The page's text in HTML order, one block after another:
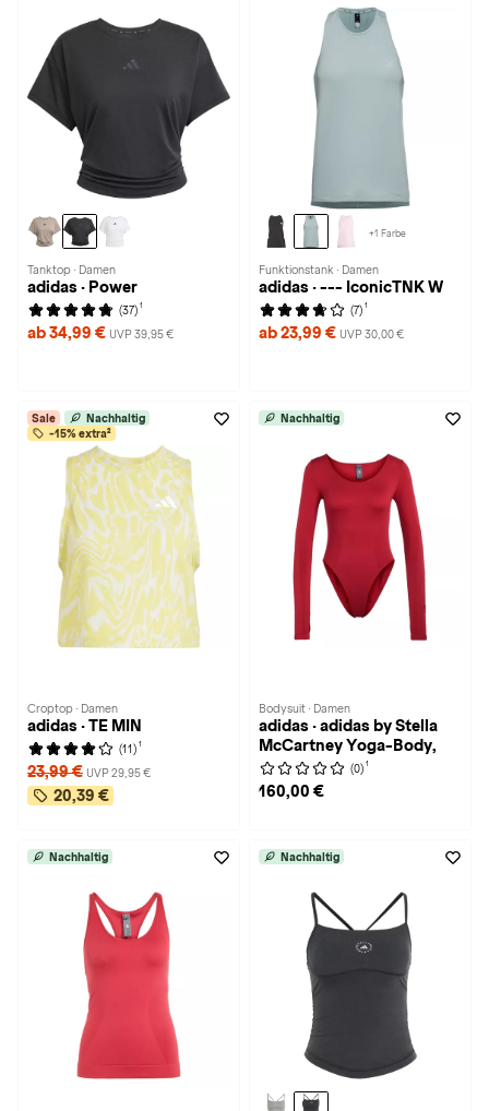
Tanktop · Damen
adidas · Power
(37) 1
ab 34,99 € UVP 39,95 €
+1 Farbe
Funktionstank · Damen
adidas · --- IconicTNK W
(7) 1
ab 23,99 € UVP 30,00 €
Sale
Nachhaltig
-15% extra²
Croptop · Damen
adidas · TE MIN
(11) 1
23,99 € UVP 29,95 €
20,39 €
Nachhaltig
Bodysuit · Damen
adidas · adidas by Stella
McCartney Yoga-Body,
(0) 1
160,00 €
Nachhaltig Nachhaltig